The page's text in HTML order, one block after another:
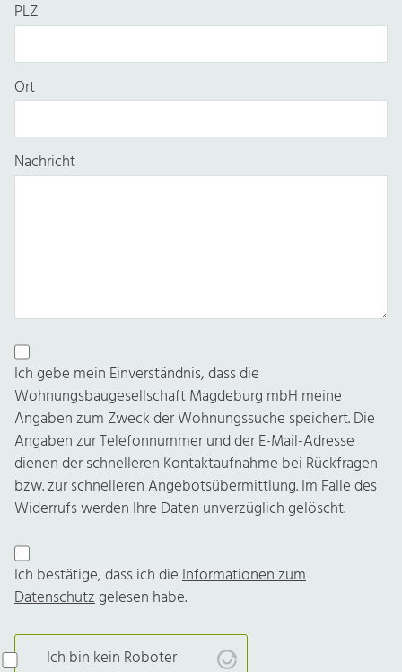
PLZ
Ort
Nachricht
Ich gebe mein Einverständnis, dass die
Wohnungsbaugesellschaft Magdeburg mbH meine
Angaben zum Zweck der Wohnungssuche speichert. Die
Angaben zur Telefonnummer und der E-Mail-Adresse
dienen der schnelleren Kontaktaufnahme bei Rückfragen
bzw. zur schnelleren Angebotsübermittlung. Im Falle des
Widerrufs werden Ihre Daten unverzüglich gelöscht.
Ich bestätige, dass ich dieInformationen zum
Datenschutzgelesen habe.
Ich bin kein Roboter